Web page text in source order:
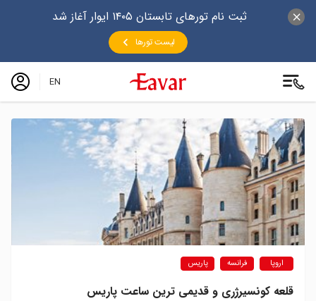
ثبت نام تورهای تابستان ۱۴۰۵ ایوار آغاز شد
لیست تورها
EN
اروپا فرانسه پاریس
قلعه کونسیرژری و قدیمی ترین ساعت پاریس